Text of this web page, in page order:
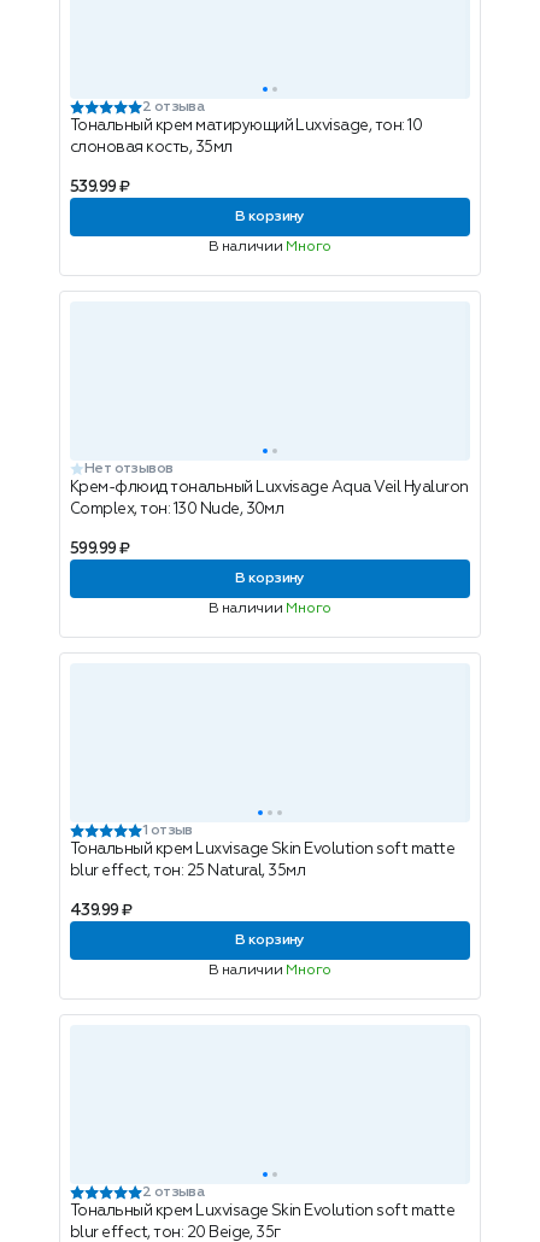
2 отзыва
Тональный крем матирующий Luxvisage, тон: 10
слоновая кость, 35мл
539.99 ₽
В корзину
В наличии Много
Нет отзывов
Крем-флюид тональный Luxvisage Aqua Veil Hyaluron
Complex, тон: 130 Nude, 30мл
599.99 ₽
В корзину
В наличии Много
1 отзыв
Тональный крем Luxvisage Skin Evolution soft matte
blur effect, тон: 25 Natural, 35мл
439.99 ₽
В корзину
В наличии Много
2 отзыва
Тональный крем Luxvisage Skin Evolution soft matte
blur effect, тон: 20 Beige, 35г